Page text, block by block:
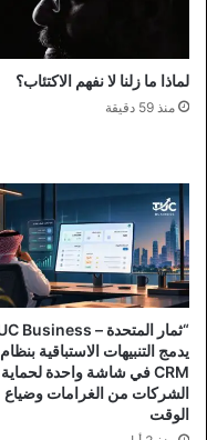
لماذا ما زلنا لا نفهم الاكتئاب؟
منذ 59 دقيقة
يدمج التنبيهات الاستباقية بنظام
CRM في شاشة واحدة لحماية
الشركات من الغرامات وضياع
الوقت